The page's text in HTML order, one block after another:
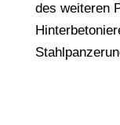
des weiteren